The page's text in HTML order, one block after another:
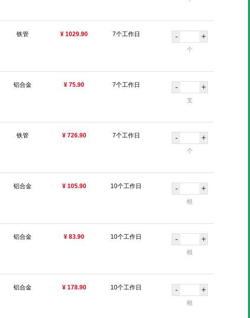
铁管 ¥ 1029.90 7个工作日 - +
个
铝合金 ¥ 75.90 7个工作日 - +
支
铁管 ¥ 726.90 7个工作日 - +
个
铝合金 ¥ 105.90 10个工作日 - +
根
铝合金 ¥ 83.90 10个工作日 - +
根
铝合金 ¥ 178.90 10个工作日 - +
根